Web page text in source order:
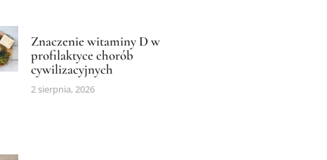
Znaczenie witaminy D w
profilaktyce chorób
cywilizacyjnych
2 sierpnia, 2026